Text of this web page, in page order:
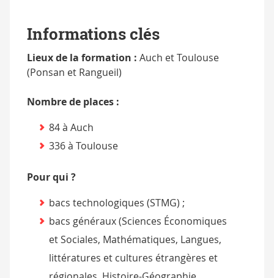
Informations clés
Lieux de la formation : Auch et Toulouse
(Ponsan et Rangueil)
Nombre de places :
84 à Auch
336 à Toulouse
Pour qui ?
bacs technologiques (STMG) ;
bacs généraux (Sciences Économiques
et Sociales, Mathématiques, Langues,
littératures et cultures étrangères et